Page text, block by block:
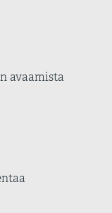
avaamista